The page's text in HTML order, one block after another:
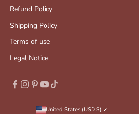
Refund Policy
Shipping Policy
Terms of use
Legal Notice
United States (USD $)